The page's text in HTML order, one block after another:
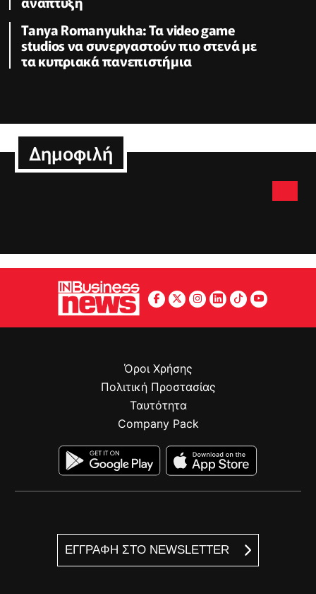
Tanya Romanyukha: Τα video game
studios να συνεργαστούν πιο στενά με
τα κυπριακά πανεπιστήμια
Δημοφιλή
ΕΓΓΡΑΦΗ ΣΤΟ NEWSLETTER
Όροι Χρήσης
Πολιτική Προστασίας
Ταυτότητα
Company Pack